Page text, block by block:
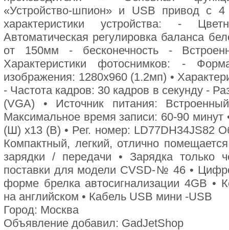
«Устройство-шпион» и USB привод с
характеристики устройства: -
Автоматическая регулировка баланса
от 150мм - бесконечность -
Характеристики фотоснимков: -
изображения: 1280x960 (1.2мп) •
- Частота кадров: 30 кадров в секунду -
(VGA) • Источник питания:
Максимальное время записи: 60-90
(Ш) x13 (В) • Рег. номер: LD77DH34JS82
Компактный, легкий, отлично
зарядки / передачи • Зарядка только
поставки для модели CVSD-№ 46 •
форме брелка автосигнализации 4GB •
на английском • Кабель USB мини -USB
Город: Москва
Объявление добавил: GadJetShop